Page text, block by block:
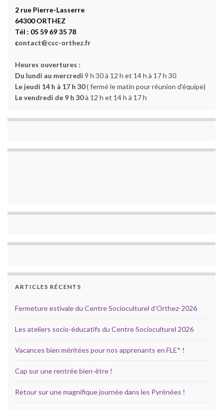
2 rue Pierre-Lasserre
64300 ORTHEZ
Tél : 05 59 69 35 78
contact@csc-orthez.fr
Heures ouvertures :
Du lundi au mercredi 9 h 30 à 12 h et 14 h à 17 h 30
Le jeudi 14 h à 17 h 30( fermé le matin pour réunion d'équipe)
Le vendredi de 9 h 30à 12 h et 14 h à 17 h
ARTICLES RÉCENTS
Fermeture estivale du Centre Socioculturel d’Orthez-2026
Les ateliers socio-éducatifs du Centre Socioculturel 2026
Vacances bien méritées pour nos apprenants en FLE* !
Cap sur une rentrée bien-être !
Retour sur une magnifique journée dans les Pyrénées !